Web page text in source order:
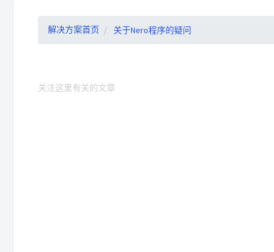
解决方案首页 关于Nero程序的疑问
关注这里有关的文章